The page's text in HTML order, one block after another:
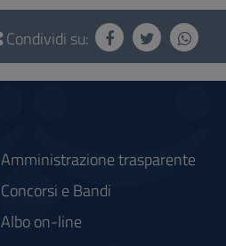
Condividi su:
Amministrazione trasparente
Concorsi e Bandi
Albo on-line